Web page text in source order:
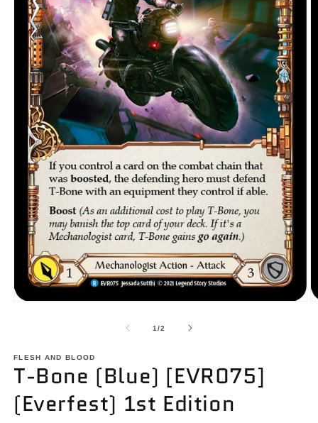
une
fenêtre
modale
1/de
2
FLESH AND BLOOD
T-Bone (Blue) [EVR075]
(Everfest) 1st Edition